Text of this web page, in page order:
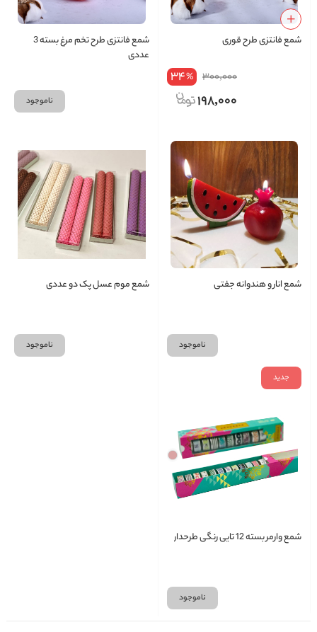
شمع فانتزی طرح قوری
300,000
34%
198,000
شمع فانتزی طرح تخم مرغ بسته 3
عددی
ناموجود
شمع انار و هندوانه جفتی
ناموجود
شمع موم عسل پک دو عددی
ناموجود
جدید
شمع وارمر بسته 12 تایی رنگی طرحدار
ناموجود